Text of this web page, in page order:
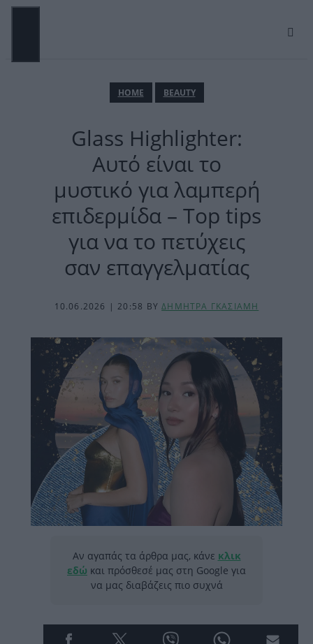
Μετάβαση
ΗΟΜΕ BEAUTY
Glass Highlighter:
Αυτό είναι το
μυστικό για λαμπερή
επιδερμίδα – Top tips
για να το πετύχεις
σαν επαγγελματίας
10.06.2026 | 20:58 BYΔΗΜΗΤΡΑ ΓΚΑΣΙΑΜΗ
Αν αγαπάς τα άρθρα μας, κάνε κλικ
εδώ και πρόσθεσέ μας στη Google για
να μας διαβάζεις πιο συχνά